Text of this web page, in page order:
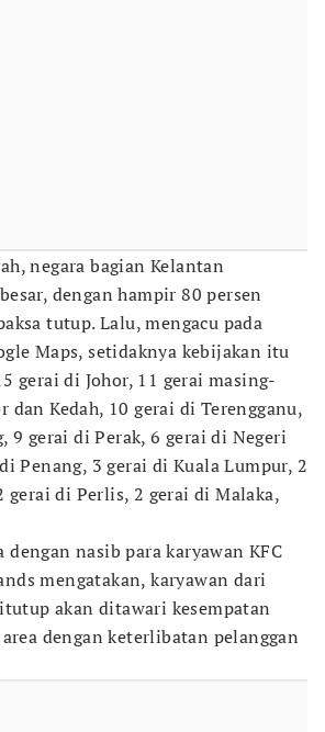
negara bagian Kelantan
dengan hampir 80 persen
tutup. Lalu, mengacu pada
Maps, setidaknya kebijakan itu
gerai di Johor, 11 gerai masing-
dan Kedah, 10 gerai di Terengganu,
9 gerai di Perak, 6 gerai di Negeri
Penang, 3 gerai di Kuala Lumpur, 2
gerai di Perlis, 2 gerai di Malaka,
dengan nasib para karyawan KFC
mengatakan, karyawan dari
akan ditawari kesempatan
dengan keterlibatan pelanggan